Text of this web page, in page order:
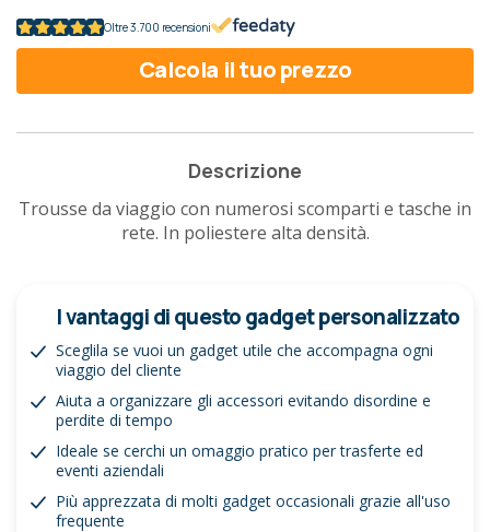
Oltre 3.700 recensioni
Calcola il tuo prezzo
Descrizione
Trousse da viaggio con numerosi scomparti e tasche in
rete. In poliestere alta densità.
I vantaggi di questo gadget personalizzato
Sceglila se vuoi un gadget utile che accompagna ogni
viaggio del cliente
Aiuta a organizzare gli accessori evitando disordine e
perdite di tempo
Ideale se cerchi un omaggio pratico per trasferte ed
eventi aziendali
Più apprezzata di molti gadget occasionali grazie all'uso
frequente